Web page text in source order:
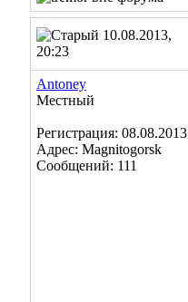
10.08.2013,
20:23
Antoney
Местный
Регистрация: 08.08.2013
Адрес: Magnitogorsk
Сообщений: 111